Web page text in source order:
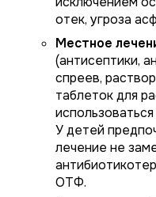
отек, угроза
Местное
(антисептики,
спреев,
таблеток для
У детей
лечение не
ОТФ.